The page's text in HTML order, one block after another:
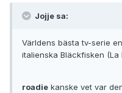
Jojje sa:
Världens bästa tv-serie
italienska Bläckfisken (La
roadie kanske vet var